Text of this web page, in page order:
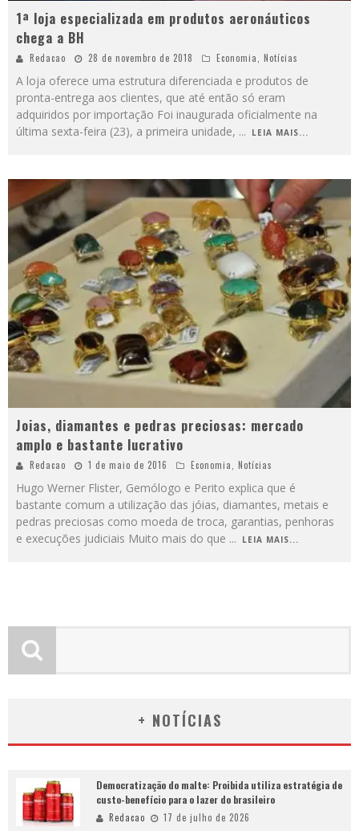
1ª loja especializada em produtos aeronáuticos
chega a BH
Redacao 28 de novembro de 2018 Economia Notícias
A loja oferece uma estrutura diferenciada e produtos de
pronta-entrega aos clientes, que até então só eram
adquiridos por importação Foi inaugurada oficialmente na
última sexta-feira (23), a primeira unidade, ... LEIA MAIS...
Joias, diamantes e pedras preciosas: mercado
amplo e bastante lucrativo
Redacao 1 de maio de 2016 Economia Notícias
Hugo Werner Flister, Gemólogo e Perito explica que é
bastante comum a utilização das jóias, diamantes, metais e
pedras preciosas como moeda de troca, garantias, penhoras
e execuções judiciais Muito mais do que ... LEIA MAIS...
+ NOTÍCIAS
Democratização do malte: Proibida utiliza estratégia de
custo-benefício para o lazer do brasileiro
Redacao 17 de julho de 2026